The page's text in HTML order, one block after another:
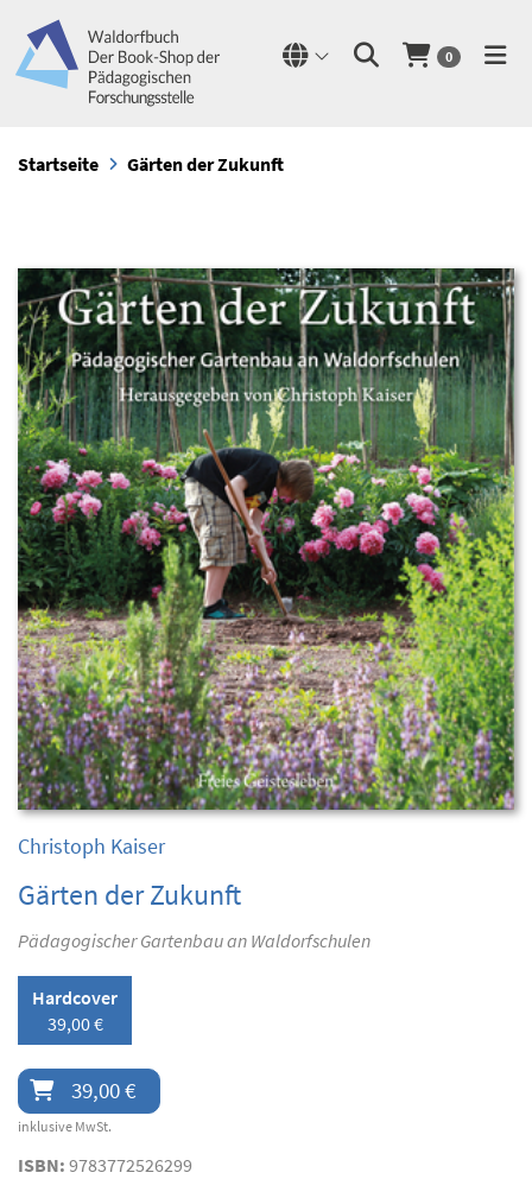
0
Startseite Gärten der Zukunft
Christoph Kaiser
Gärten der Zukunft
Pädagogischer Gartenbau an Waldorfschulen
Hardcover
39,00 €
39,00 €
inklusive MwSt.
ISBN: 9783772526299